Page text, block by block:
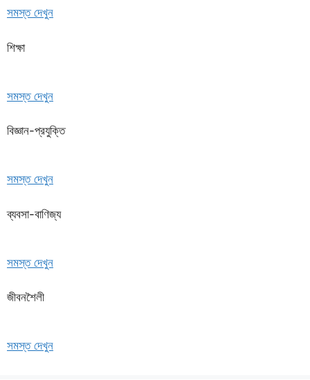
সমস্ত দেখুন
শিক্ষা
সমস্ত দেখুন
বিজ্ঞান-প্রযুক্তি
সমস্ত দেখুন
ব্যবসা-বাণিজ্য
সমস্ত দেখুন
জীবনশৈলী
সমস্ত দেখুন